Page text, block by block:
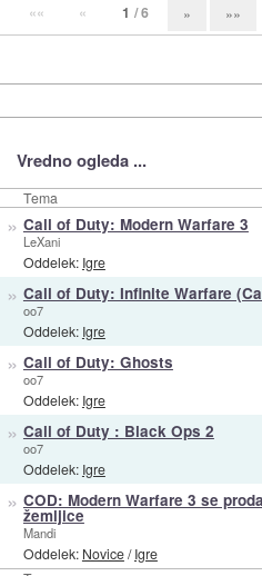
«« « 1 / 6 » »»
Vredno ogleda ...
Tema
» Call of Duty: Modern Warfare 3
LeXani
Oddelek: Igre
» Call of Duty: Infinite Warfare
oo7
Oddelek: Igre
» Call of Duty: Ghosts
oo7
Oddelek: Igre
» Call of Duty : Black Ops 2
oo7
Oddelek: Igre
» COD: Modern Warfare 3 se
žemljice
Mandi
Oddelek: Novice/Igre